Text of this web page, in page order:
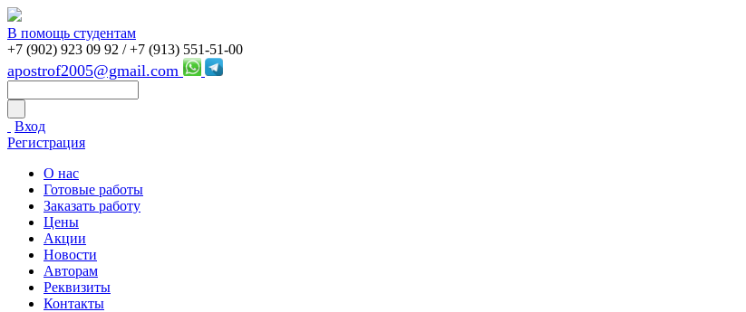
В помощь студентам
+7 (902) 923 09 92 /+7 (913) 551-51-00
apostrof2005@gmail.com
Вход
Регистрация
О нас
Готовые работы
Заказать работу
Цены
Акции
Новости
Авторам
Реквизиты
Контакты